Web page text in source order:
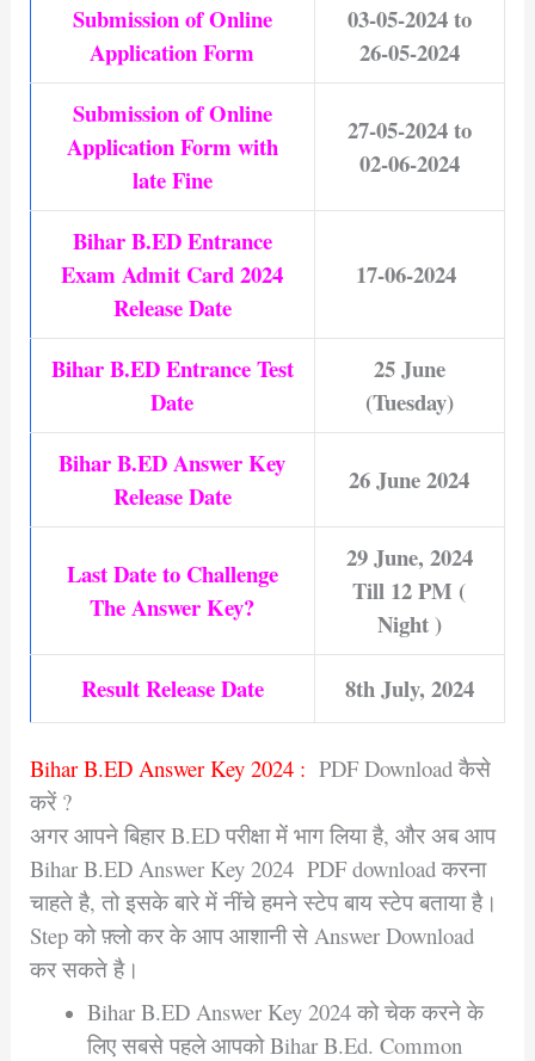
Submission of Online
Application Form
03-05-2024 to
26-05-2024
Submission of Online
Application Form with
late Fine
27-05-2024 to
02-06-2024
Bihar B.ED Entrance
Exam Admit Card 2024
Release Date
17-06-2024
Bihar B.ED Entrance Test
Date
25 June
(Tuesday)
Bihar B.ED Answer Key
Release Date
26 June 2024
Last Date to Challenge
The Answer Key?
29 June, 2024
Till 12 PM (
Night )
Result Release Date
8th July, 2024
Bihar B.ED Answer Key 2024 : PDF Download कैसे
करें ?
अगर आपने बिहार B.ED परीक्षा में भाग लिया है, और अब आप
Bihar B.ED Answer Key 2024 PDF download करना
चाहते है, तो इसके बारे में नींचे हमने स्टेप बाय स्टेप बताया है।
Step को फ़्लो कर के आप आशानी से Answer Download
कर सकते है।
Bihar B.ED Answer Key 2024 को चेक करने के
लिए सबसे पहले आपको Bihar B.Ed. Common